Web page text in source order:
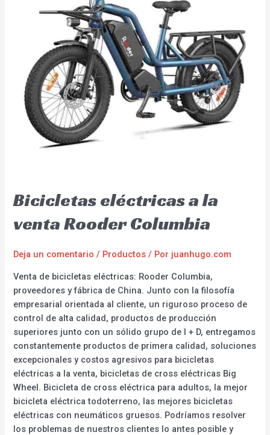
Bicicletas eléctricas a la
venta Rooder Columbia
Deja un comentario / Productos / Por juanhugo.com
Venta de bicicletas eléctricas: Rooder Columbia,
proveedores y fábrica de China. Junto con la filosofía
empresarial orientada al cliente, un riguroso proceso de
control de alta calidad, productos de producción
superiores junto con un sólido grupo de I + D, entregamos
constantemente productos de primera calidad, soluciones
excepcionales y costos agresivos para bicicletas
eléctricas a la venta, bicicletas de cross eléctricas Big
Wheel. Bicicleta de cross eléctrica para adultos, la mejor
bicicleta eléctrica todoterreno, las mejores bicicletas
eléctricas con neumáticos gruesos. Podríamos resolver
los problemas de nuestros clientes lo antes posible y